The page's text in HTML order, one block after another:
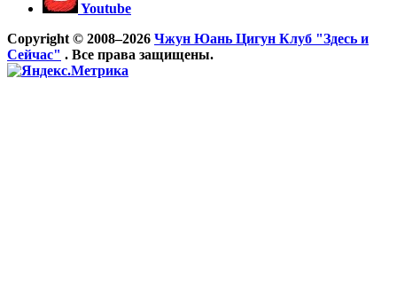
Youtube
Copyright © 2008–2026 Чжун Юань Цигун Клуб "Здесь и
Сейчас" . Все права защищены.